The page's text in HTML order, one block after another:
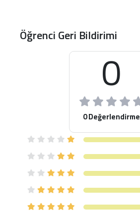
Öğrenci Geri Bildirimi
0
0 Değerlendirme